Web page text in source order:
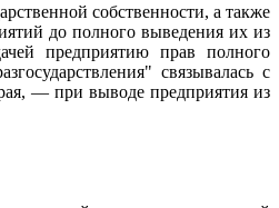
собственности, а также
до полного выведения их из
предприятию прав полного
связывалась с
— при выводе предприятия из